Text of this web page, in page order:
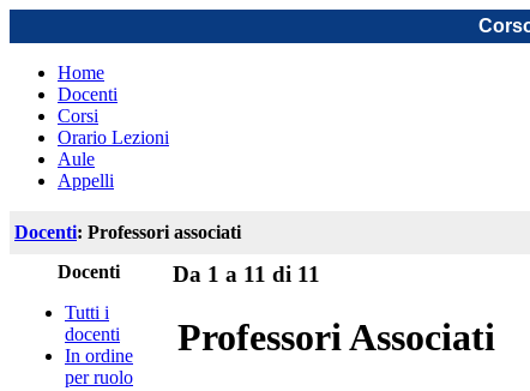
Home
Docenti
Corsi
Orario Lezioni
Aule
Appelli
Docenti: Professori associati
Docenti
Tutti i
docenti
In ordine
per ruolo
Da 1 a 11 di 11
Professori Associati